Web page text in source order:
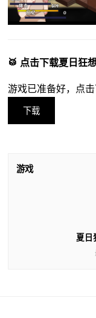
🥁 点击下载夏日
游戏已准备好，点击
下载
游戏
夏日